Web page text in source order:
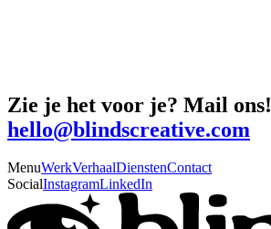
Zie je het voor je? Mail ons!
hello@blindscreative.com
MenuWerkVerhaalDienstenContact
SocialInstagramLinkedIn